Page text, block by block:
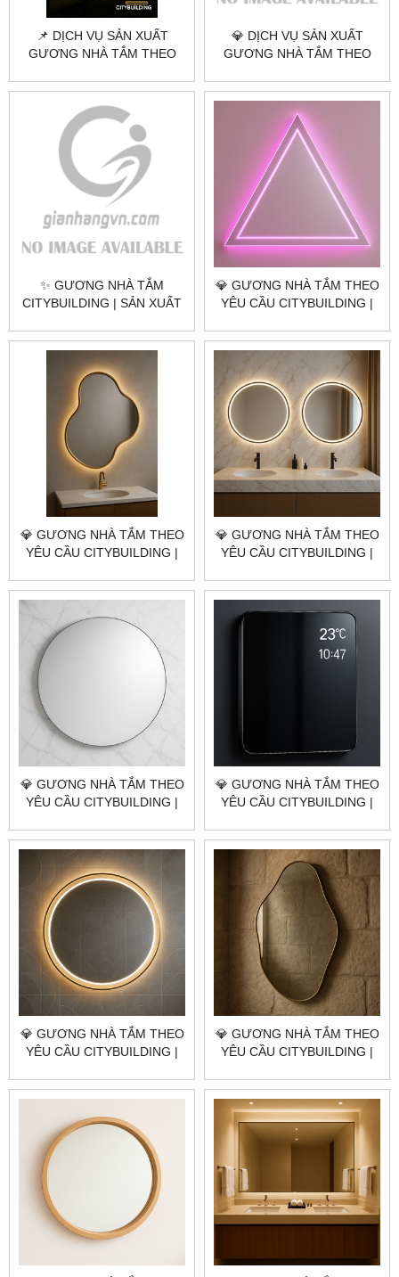
📌 DỊCH VỤ SẢN XUẤT
GƯƠNG NHÀ TẮM THEO
TPHCM
💎 DỊCH VỤ SẢN XUẤT
GƯƠNG NHÀ TẮM THEO
TPHCM | CITYBUILDING –
GIÁ TRỊ VĨNH CỬU
✨ GƯƠNG NHÀ TẮM
CITYBUILDING | SẢN XUẤT
CHỐNG ẨM, SANG TRỌNG,
💎 GƯƠNG NHÀ TẮM THEO
YÊU CẦU CITYBUILDING |
GIÁ GƯƠNG NHÀ TẮM TP.
THỦ ĐỨC TP.HCM
💎 GƯƠNG NHÀ TẮM THEO
YÊU CẦU CITYBUILDING |
GIÁ GƯƠNG NHÀ TẮM
💎 GƯƠNG NHÀ TẮM THEO
YÊU CẦU CITYBUILDING |
GIÁ GƯƠNG NHÀ TẮM
💎 GƯƠNG NHÀ TẮM THEO
YÊU CẦU CITYBUILDING |
GIÁ GƯƠNG NHÀ TẮM
HUYỆN CỦ CHI TP.HCM
💎 GƯƠNG NHÀ TẮM THEO
YÊU CẦU CITYBUILDING |
GIÁ GƯƠNG NHÀ TẮM
HUYỆN HÓC MÔN TP.HCM
💎 GƯƠNG NHÀ TẮM THEO
YÊU CẦU CITYBUILDING |
GIÁ GƯƠNG NHÀ TẮM
💎 GƯƠNG NHÀ TẮM THEO
YÊU CẦU CITYBUILDING |
GIÁ GƯƠNG NHÀ TẮM
QUẬN TÂN PHÚ TP.HCM